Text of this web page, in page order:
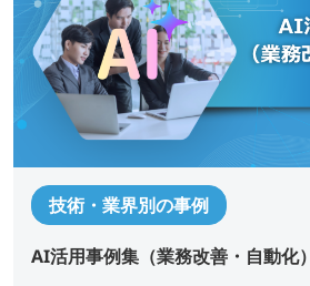
技術・業界別の事例
AI活用事例集（業務改善・自動化）